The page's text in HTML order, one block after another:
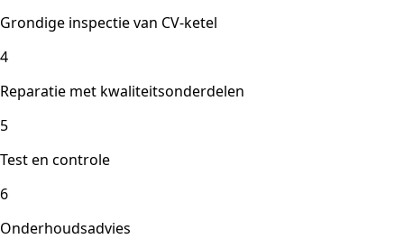
Grondige inspectie van CV-ketel
4
Reparatie met kwaliteitsonderdelen
5
Test en controle
6
Onderhoudsadvies